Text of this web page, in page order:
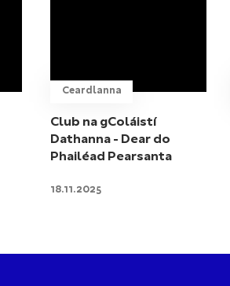
Ceardlanna
Club na gColáistí
Dathanna - Dear do
Phailéad Pearsanta
18.11.2025